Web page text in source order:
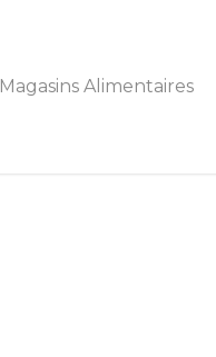
Magasins Alimentaires